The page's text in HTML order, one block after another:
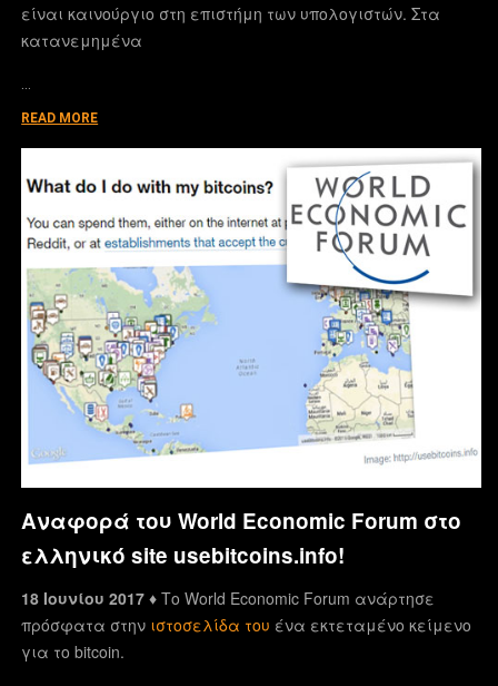
είναι καινούργιο στη επιστήμη των υπολογιστών. Στα
κατανεμημένα
READ MORE
Αναφορά του World Economic Forum στο
ελληνικό site usebitcoins.info!
18 Ιουνίου 2017 ♦Το World Economic Forum ανάρτησε
πρόσφατα στην ιστοσελίδα του ένα εκτεταμένο κείμενο
για το bitcoin.